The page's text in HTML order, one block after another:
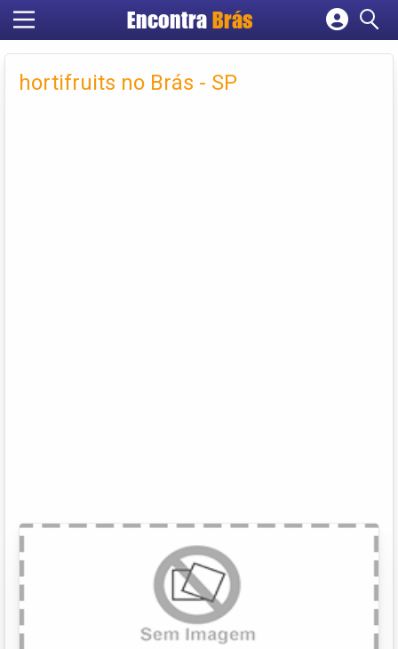
Encontra Brás
Cadastrar empresa
Criar conta
hortifruits no Brás - SP